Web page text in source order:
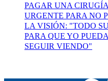
PAGAR UNA CIRUGÍA
URGENTE PARA NO
LA VISIÓN: "TODO
PARA QUE YO PUEDA
SEGUIR VIENDO"